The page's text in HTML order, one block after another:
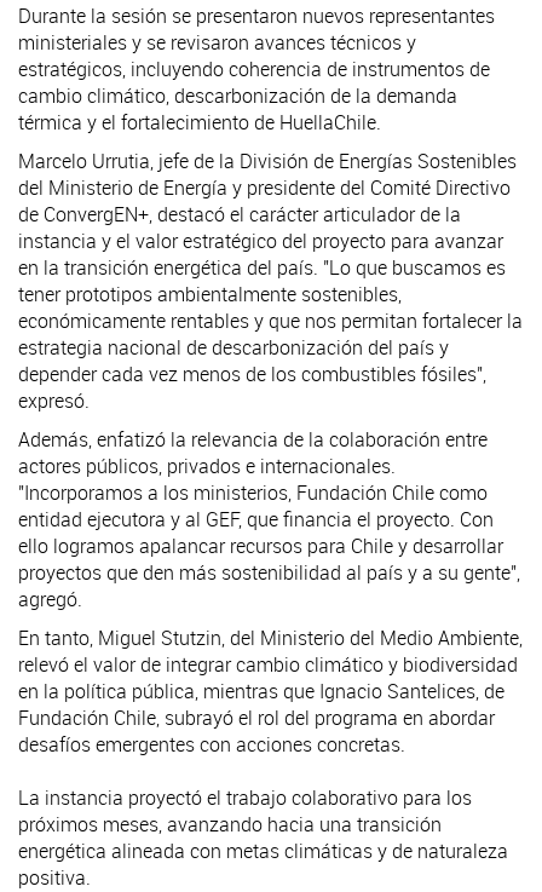
Durante la sesión se presentaron nuevos representantes
ministeriales y se revisaron avances técnicos y
estratégicos, incluyendo coherencia de instrumentos de
cambio climático, descarbonización de la demanda
térmica y el fortalecimiento de HuellaChile.
Marcelo Urrutia, jefe de la División de Energías Sostenibles
del Ministerio de Energía y presidente del Comité Directivo
de ConvergEN+, destacó el carácter articulador de la
instancia y el valor estratégico del proyecto para avanzar
en la transición energética del país. "Lo que buscamos es
tener prototipos ambientalmente sostenibles,
económicamente rentables y que nos permitan fortalecer la
estrategia nacional de descarbonización del país y
depender cada vez menos de los combustibles fósiles",
expresó.
Además, enfatizó la relevancia de la colaboración entre
actores públicos, privados e internacionales.
"Incorporamos a los ministerios, Fundación Chile como
entidad ejecutora y al GEF, que financia el proyecto. Con
ello logramos apalancar recursos para Chile y desarrollar
proyectos que den más sostenibilidad al país y a su gente",
agregó.
En tanto, Miguel Stutzin, del Ministerio del Medio Ambiente,
relevó el valor de integrar cambio climático y biodiversidad
en la política pública, mientras que Ignacio Santelices, de
Fundación Chile, subrayó el rol del programa en abordar
desafíos emergentes con acciones concretas.
La instancia proyectó el trabajo colaborativo para los
próximos meses, avanzando hacia una transición
energética alineada con metas climáticas y de naturaleza
positiva.